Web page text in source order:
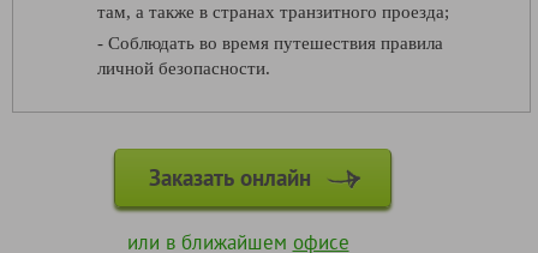
там, а также в странах транзитного проезда;
- Соблюдать во время путешествия правила
личной безопасности.
Заказать онлайн
или в ближайшем офисе